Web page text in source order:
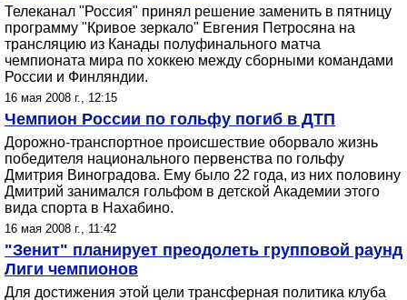
Телеканал "Россия" принял решение заменить в пятницу
программу "Кривое зеркало" Евгения Петросяна на
трансляцию из Канады полуфинального матча
чемпионата мира по хоккею между сборными командами
России и Финляндии.
16 мая 2008 г., 12:15
Чемпион России по гольфу погиб в ДТП
Дорожно-транспортное происшествие оборвало жизнь
победителя национального первенства по гольфу
Дмитрия Виноградова. Ему было 22 года, из них половину
Дмитрий занимался гольфом в детской Академии этого
вида спорта в Нахабино.
16 мая 2008 г., 11:42
"Зенит" планирует преодолеть групповой раунд
Лиги чемпионов
Для достижения этой цели трансферная политика клуба